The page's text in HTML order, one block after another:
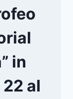
in
al